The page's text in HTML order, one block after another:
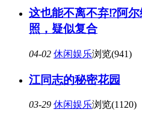
这也能不离不弃⁉️阿
照，疑似复合
04-02 休闲娱乐浏览(941)
江同志的秘密花园
03-29 休闲娱乐浏览(1120)